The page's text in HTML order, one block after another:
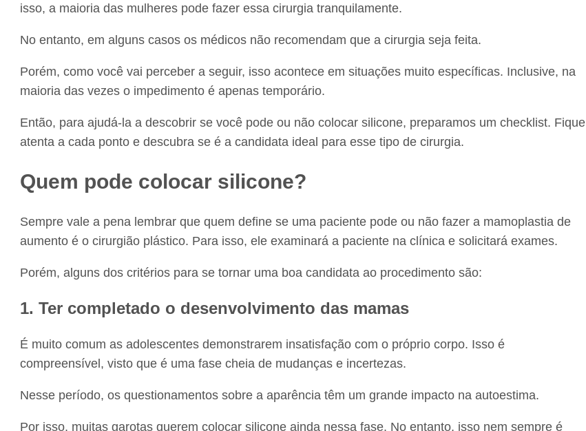
isso, a maioria das mulheres pode fazer essa cirurgia tranquilamente.
No entanto, em alguns casos os médicos não recomendam que a cirurgia seja feita.
Porém, como você vai perceber a seguir, isso acontece em situações muito específicas. Inclusive, na
maioria das vezes o impedimento é apenas temporário.
Então, para ajudá-la a descobrir se você pode ou não colocar silicone, preparamos um checklist. Fique
atenta a cada ponto e descubra se é a candidata ideal para esse tipo de cirurgia.
Quem pode colocar silicone?
Sempre vale a pena lembrar que quem define se uma paciente pode ou não fazer a mamoplastia de
aumento é o cirurgião plástico. Para isso, ele examinará a paciente na clínica e solicitará exames.
Porém, alguns dos critérios para se tornar uma boa candidata ao procedimento são:
1. Ter completado o desenvolvimento das mamas
É muito comum as adolescentes demonstrarem insatisfação com o próprio corpo. Isso é
compreensível, visto que é uma fase cheia de mudanças e incertezas.
Nesse período, os questionamentos sobre a aparência têm um grande impacto na autoestima.
Por isso, muitas garotas querem colocar silicone ainda nessa fase. No entanto, isso nem sempre é